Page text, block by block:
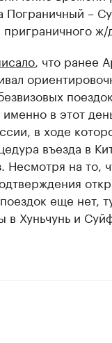
Пограничный –
приграничного
, что ранее
в этот
в ходе
въезда в
Несмотря на то,
еще нет,
в Хуньчунь и